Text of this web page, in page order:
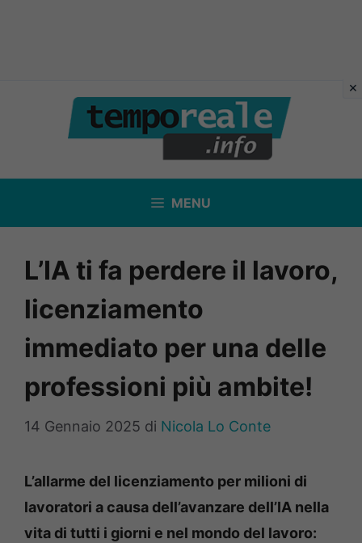
contenuto
MENU
L’IA ti fa perdere il lavoro,
licenziamento
immediato per una delle
professioni più ambite!
14 Gennaio 2025 di Nicola Lo Conte
L’allarme del licenziamento per milioni di
lavoratori a causa dell’avanzare dell’IA nella
vita di tutti i giorni e nel mondo del lavoro: